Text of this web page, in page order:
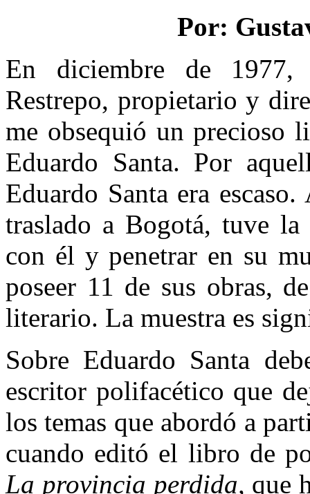
Por:
En diciembre de 1977,
Restrepo, propietario y
me obsequió un precioso
Eduardo Santa. Por
Eduardo Santa era
traslado a Bogotá, tuve la
con él y penetrar en su
poseer 11 de sus obras,
literario. La muestra es
Sobre Eduardo Santa
escritor polifacético que
los temas que abordó a
cuando editó el libro de
La provincia perdida, que